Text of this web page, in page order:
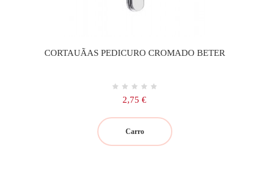
CORTAUÃAS PEDICURO CROMADO BETER
Precio
2,75 €
Carro